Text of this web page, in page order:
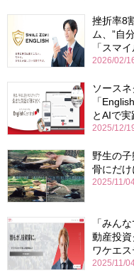
挫折率8
ム、”自
「スマ
2026/02/
ソース
「
とAIで
2025/12/
野生の
骨にだけ
2025/11/
「みん
動産投
ワケエス
2025/11/